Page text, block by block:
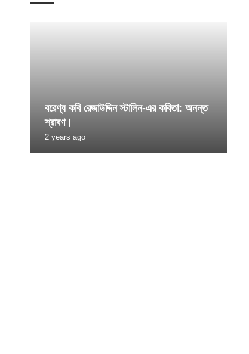
বরেণ্য কবি রেজাউদ্দিন স্টালিন-এর কবিতা: অনন্ত
শ্রাবণ।
2 years ago